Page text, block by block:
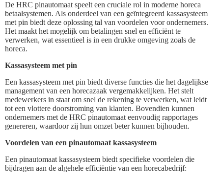
De HRC pinautomaat speelt een cruciale rol in moderne horeca
betaalsystemen. Als onderdeel van een geïntegreerd kassasysteem
met pin biedt deze oplossing tal van voordelen voor ondernemers.
Het maakt het mogelijk om betalingen snel en efficiënt te
verwerken, wat essentieel is in een drukke omgeving zoals de
horeca.
Kassasysteem met pin
Een kassasysteem met pin biedt diverse functies die het dagelijkse
management van een horecazaak vergemakkelijken. Het stelt
medewerkers in staat om snel de rekening te verwerken, wat leidt
tot een vlottere doorstroming van klanten. Bovendien kunnen
ondernemers met de HRC pinautomaat eenvoudig rapportages
genereren, waardoor zij hun omzet beter kunnen bijhouden.
Voordelen van een pinautomaat kassasysteem
Een pinautomaat kassasysteem biedt specifieke voordelen die
bijdragen aan de algehele efficiëntie van een horecabedrijf: